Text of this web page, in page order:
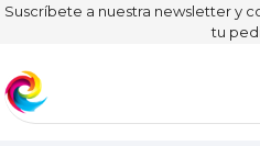
Suscríbete a nuestra newsletter y
tu